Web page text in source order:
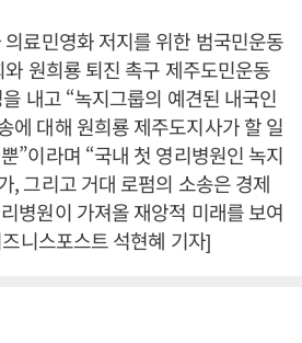
의료민영화 저지를 위한 범국민운동
와 원희룡 퇴진 촉구 제주도민운동
내고 “녹지그룹의 예견된 내국인
에 대해 원희룡 제주도지사가 할 일
”이라며 “국내 첫 영리병원인 녹지
, 그리고 거대 로펌의 소송은 경제
병원이 가져올 재앙적 미래를 보여
니스포스트 석현혜 기자]